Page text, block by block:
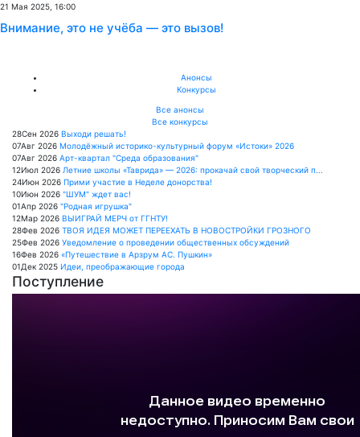
21 Мая 2025, 16:00
Внимание, это не учёба — это вызов!
Анонсы
Конкурсы
Все анонсы
Все конкурсы
28Сен 2026 Выходи решать!
07Авг 2026 Молодёжный историко-культурный форум «Истоки» 2026
07Авг 2026 Арт-квартал "Среда образования"
12Июл 2026 Летние школы «Таврида» — 2026: прокачай свой творческий п...
24Июн 2026 Прими участие в Неделе донорства!
10Июн 2026 "ШУМ" ждет вас!
01Апр 2026 "Родная игрушка"
12Мар 2026 ВЫИГРАЙ МЕРЧ от ГГНТУ!
28Фев 2026 ТВОЯ ИДЕЯ МОЖЕТ ПЕРЕЕХАТЬ В НОВОСТРОЙКИ ГРОЗНОГО
25Фев 2026 Уведомление о проведении общественных обсуждений
16Фев 2026 «Путешествие в Арзрум АС. Пушкин»
01Дек 2025 Идеи, преображающие города
Поступление